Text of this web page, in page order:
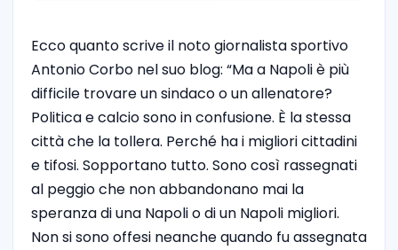
Ecco quanto scrive il noto giornalista sportivo
Antonio Corbo nel suo blog: “Ma a Napoli è più
difficile trovare un sindaco o un allenatore?
Politica e calcio sono in confusione. È la stessa
città che la tollera. Perché ha i migliori cittadini
e tifosi. Sopportano tutto. Sono così rassegnati
al peggio che non abbandonano mai la
speranza di una Napoli o di un Napoli migliori.
Non si sono offesi neanche quando fu assegnata